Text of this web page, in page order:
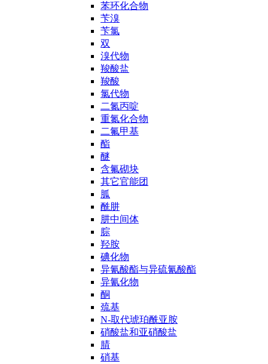
苯环化合物
苄溴
苄氯
双
溴代物
羧酸盐
羧酸
氯代物
二氮丙啶
重氮化合物
二氟甲基
酯
醚
含氟砌块
其它官能团
胍
酰肼
肼中间体
腙
羟胺
碘化物
异氰酸酯与异硫氰酸酯
异氰化物
酮
巯基
N-取代琥珀酰亚胺
硝酸盐和亚硝酸盐
腈
硝基